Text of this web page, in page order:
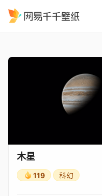
木星
119 科幻